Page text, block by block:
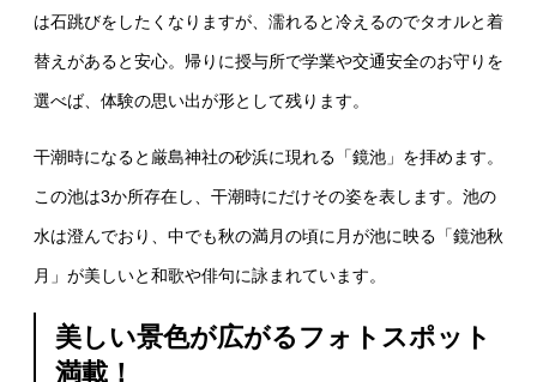
は石跳びをしたくなりますが、濡れると冷えるのでタオルと着
替えがあると安心。帰りに授与所で学業や交通安全のお守りを
選べば、体験の思い出が形として残ります。
干潮時になると厳島神社の砂浜に現れる「鏡池」を拝めます。
この池は3か所存在し、干潮時にだけその姿を表します。池の
水は澄んでおり、中でも秋の満月の頃に月が池に映る「鏡池秋
月」が美しいと和歌や俳句に詠まれています。
美しい景色が広がるフォトスポット
満載！